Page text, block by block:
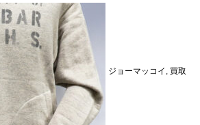
ジョーマッコイ 買取